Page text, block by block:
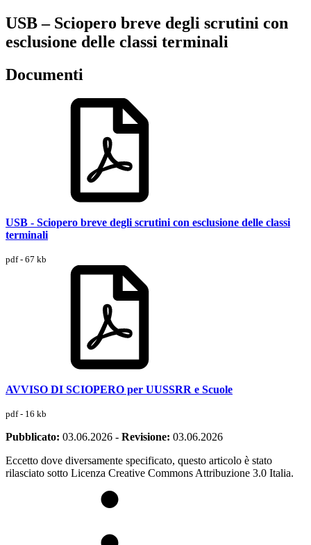
USB – Sciopero breve degli scrutini con
esclusione delle classi terminali
Documenti
USB - Sciopero breve degli scrutini con esclusione delle classi
terminali
pdf - 67 kb
AVVISO DI SCIOPERO per UUSSRR e Scuole
pdf - 16 kb
Pubblicato: 03.06.2026 - Revisione: 03.06.2026
Eccetto dove diversamente specificato, questo articolo è stato
rilasciato sotto Licenza Creative Commons Attribuzione 3.0 Italia.